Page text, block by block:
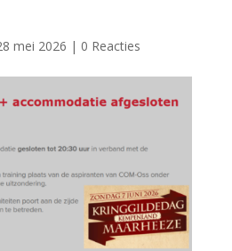
mei 2026 | 0 Reacties